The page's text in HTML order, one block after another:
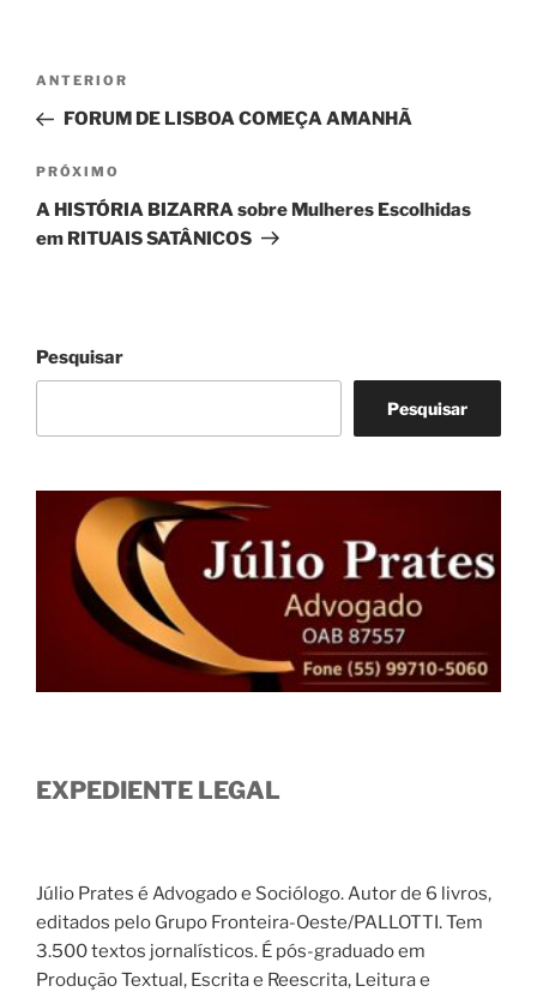
Navegação
Post
Post
anterior
ANTERIOR
FORUM DE LISBOA COMEÇA AMANHÃ
Próximo
post
PRÓXIMO
A HISTÓRIA BIZARRA sobre Mulheres Escolhidas
em RITUAIS SATÂNICOS
Pesquisar
Pesquisar
EXPEDIENTE LEGAL
Júlio Prates é Advogado e Sociólogo. Autor de 6 livros,
editados pelo Grupo Fronteira-Oeste/PALLOTTI. Tem
3.500 textos jornalísticos. É pós-graduado em
Produção Textual, Escrita e Reescrita, Leitura e